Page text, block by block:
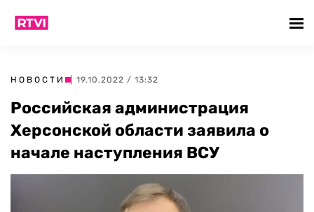
НОВОСТИ | 19.10.2022 / 13:32
Российская администрация
Херсонской области заявила о
начале наступления ВСУ